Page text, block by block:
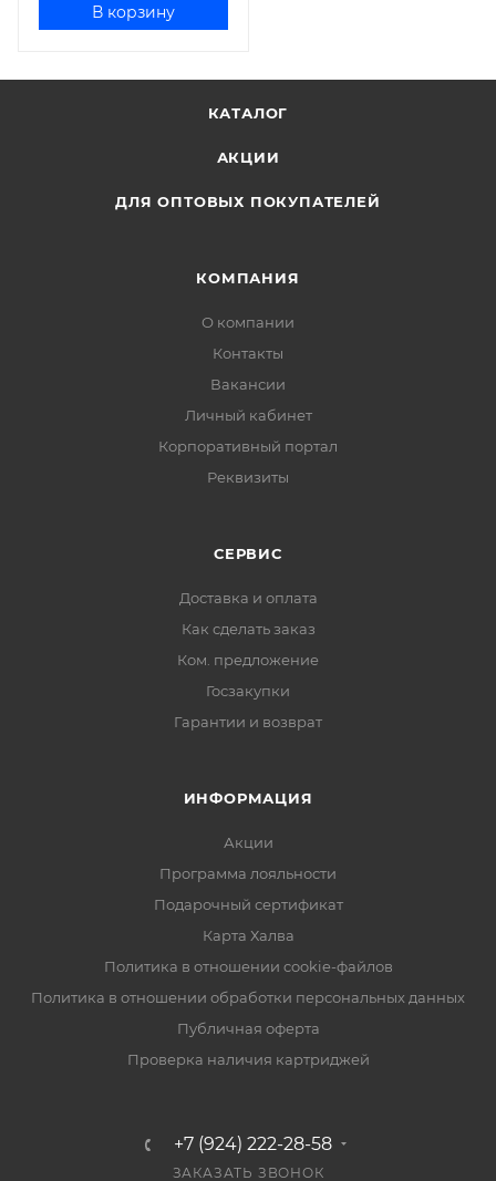
В корзину
КАТАЛОГ
АКЦИИ
ДЛЯ ОПТОВЫХ ПОКУПАТЕЛЕЙ
КОМПАНИЯ
О компании
Контакты
Вакансии
Личный кабинет
Корпоративный портал
Реквизиты
СЕРВИС
Доставка и оплата
Как сделать заказ
Ком. предложение
Госзакупки
Гарантии и возврат
ИНФОРМАЦИЯ
Акции
Программа лояльности
Подарочный сертификат
Карта Халва
Политика в отношении cookie-файлов
Политика в отношении обработки персональных данных
Публичная оферта
Проверка наличия картриджей
+7 (924) 222-28-58
ЗАКАЗАТЬ ЗВОНОК